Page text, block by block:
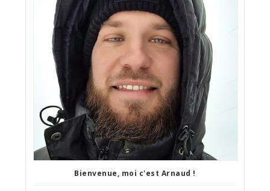
Bienvenue, moi c'est Arnaud !